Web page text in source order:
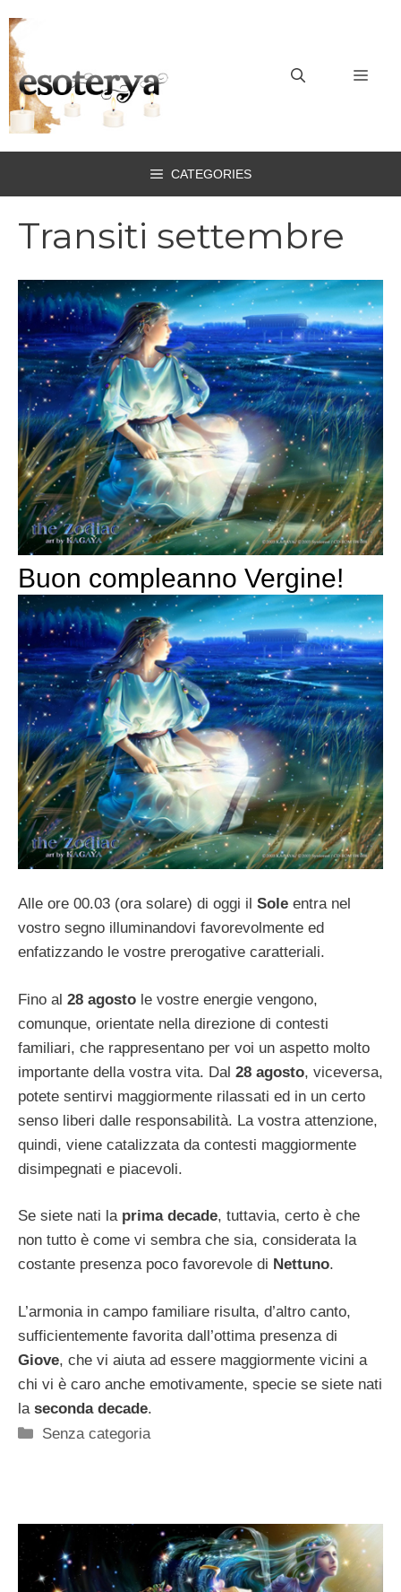
al
contenuto
CATEGORIES
Transiti settembre
Buon compleanno Vergine!
Alle ore 00.03 (ora solare) di oggi il Sole entra nel
vostro segno illuminandovi favorevolmente ed
enfatizzando le vostre prerogative caratteriali.
Fino al 28 agosto le vostre energie vengono,
comunque, orientate nella direzione di contesti
familiari, che rappresentano per voi un aspetto molto
importante della vostra vita. Dal 28 agosto, viceversa,
potete sentirvi maggiormente rilassati ed in un certo
senso liberi dalle responsabilità. La vostra attenzione,
quindi, viene catalizzata da contesti maggiormente
disimpegnati e piacevoli.
Se siete nati la prima decade, tuttavia, certo è che
non tutto è come vi sembra che sia, considerata la
costante presenza poco favorevole di Nettuno.
L’armonia in campo familiare risulta, d’altro canto,
sufficientemente favorita dall’ottima presenza di
Giove, che vi aiuta ad essere maggiormente vicini a
chi vi è caro anche emotivamente, specie se siete nati
la seconda decade.
Categorie
Senza categoria